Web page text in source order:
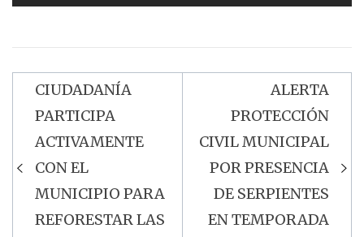
Navegación
de
entradas
CIUDADANÍA
PARTICIPA
ACTIVAMENTE
CON EL
MUNICIPIO PARA
REFORESTAR LAS
ALERTA
PROTECCIÓN
CIVIL MUNICIPAL
POR PRESENCIA
DE SERPIENTES
EN TEMPORADA